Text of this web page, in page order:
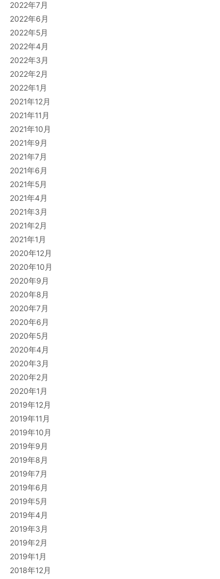
2022年7月
2022年6月
2022年5月
2022年4月
2022年3月
2022年2月
2022年1月
2021年12月
2021年11月
2021年10月
2021年9月
2021年7月
2021年6月
2021年5月
2021年4月
2021年3月
2021年2月
2021年1月
2020年12月
2020年10月
2020年9月
2020年8月
2020年7月
2020年6月
2020年5月
2020年4月
2020年3月
2020年2月
2020年1月
2019年12月
2019年11月
2019年10月
2019年9月
2019年8月
2019年7月
2019年6月
2019年5月
2019年4月
2019年3月
2019年2月
2019年1月
2018年12月